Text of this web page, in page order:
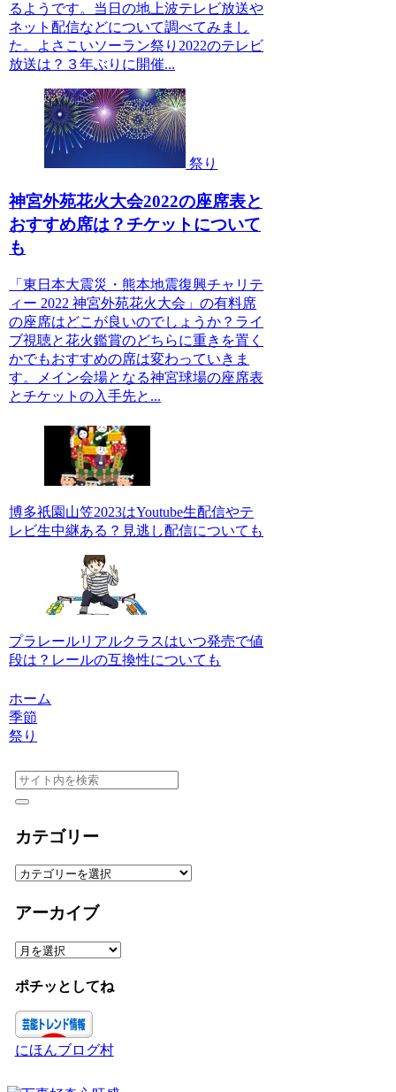
るようです。当日の地上波テレビ放送や
ネット配信などについて調べてみまし
た。よさこいソーラン祭り2022のテレビ
放送は？３年ぶりに開催...
祭り
神宮外苑花火大会2022の座席表と
おすすめ席は？チケットについて
も
「東日本大震災・熊本地震復興チャリテ
ィー 2022 神宮外苑花火大会」の有料席
の座席はどこが良いのでしょうか？ライ
ブ視聴と花火鑑賞のどちらに重きを置く
かでもおすすめの席は変わっていきま
す。メイン会場となる神宮球場の座席表
とチケットの入手先と...
博多祇園山笠2023はYoutube生配信やテ
レビ生中継ある？見逃し配信についても
プラレールリアルクラスはいつ発売で値
段は？レールの互換性についても
ホーム
季節
祭り
カテゴリー
カ
ゴ
ー
アーカイブ
ア
カ
ブ
ポチッとしてね
にほんブログ村